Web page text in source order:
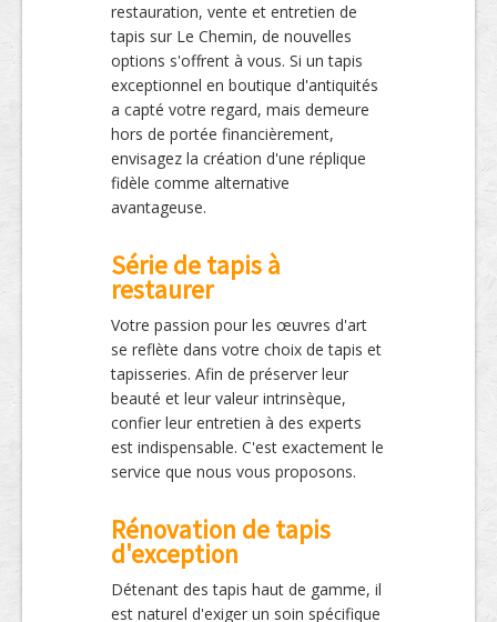
restauration, vente et entretien de
tapis sur Le Chemin, de nouvelles
options s'offrent à vous. Si un tapis
exceptionnel en boutique d'antiquités
a capté votre regard, mais demeure
hors de portée financièrement,
envisagez la création d'une réplique
fidèle comme alternative
avantageuse.
Série de tapis à
restaurer
Votre passion pour les œuvres d'art
se reflète dans votre choix de tapis et
tapisseries. Afin de préserver leur
beauté et leur valeur intrinsèque,
confier leur entretien à des experts
est indispensable. C'est exactement le
service que nous vous proposons.
Rénovation de tapis
d'exception
Détenant des tapis haut de gamme, il
est naturel d'exiger un soin spécifique